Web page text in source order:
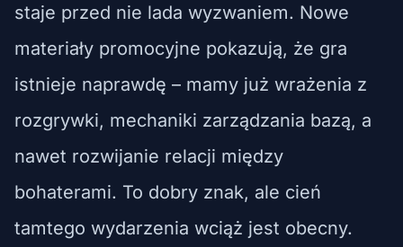
staje przed nie lada wyzwaniem. Nowe
materiały promocyjne pokazują, że gra
istnieje naprawdę – mamy już wrażenia z
rozgrywki, mechaniki zarządzania bazą, a
nawet rozwijanie relacji między
bohaterami. To dobry znak, ale cień
tamtego wydarzenia wciąż jest obecny.